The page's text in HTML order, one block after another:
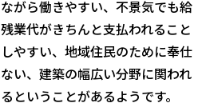
がら働きやすい、不景気でも給
業代がきちんと支払われること
やすい、地域住民のために奉仕
い、建築の幅広い分野に関われ
ということがあるようです。